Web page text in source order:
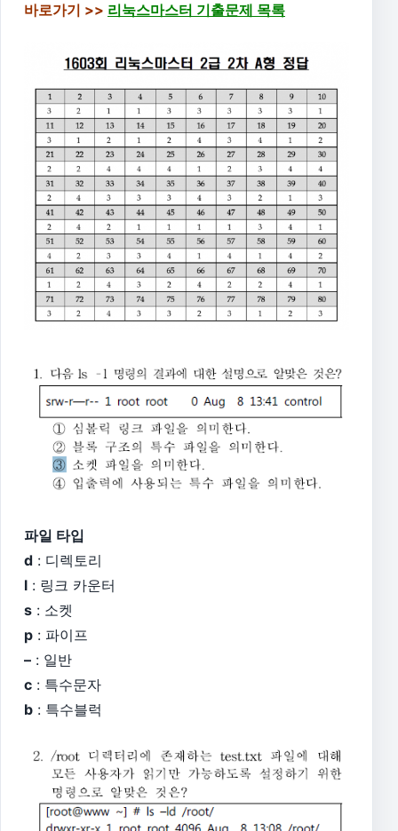
바로가기 >> 리눅스마스터 기출문제 목록
파일 타입
d : 디렉토리
l : 링크 카운터
s : 소켓
p : 파이프
– : 일반
c : 특수문자
b : 특수블럭